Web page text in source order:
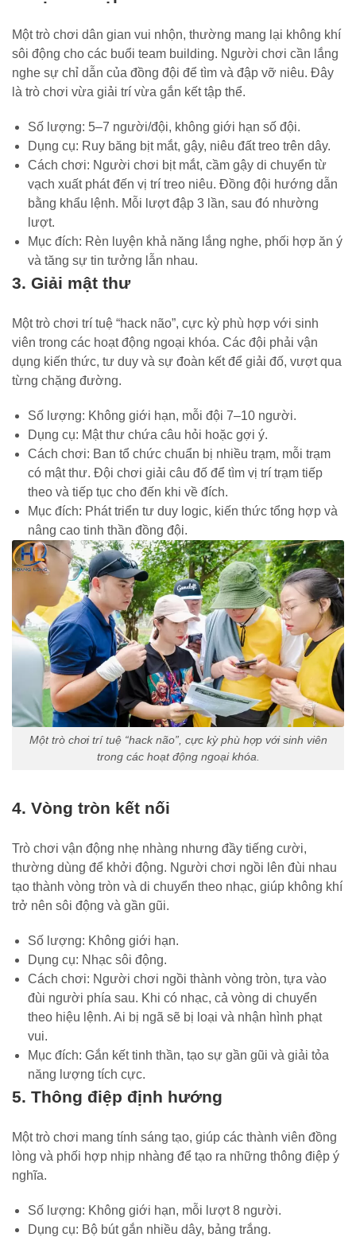
Một trò chơi dân gian vui nhộn, thường mang lại không khí
sôi động cho các buổi team building. Người chơi cần lắng
nghe sự chỉ dẫn của đồng đội để tìm và đập vỡ niêu. Đây
là trò chơi vừa giải trí vừa gắn kết tập thể.
Số lượng: 5–7 người/đội, không giới hạn số đội.
Dụng cụ: Ruy băng bịt mắt, gậy, niêu đất treo trên dây.
Cách chơi: Người chơi bịt mắt, cầm gậy di chuyển từ
vạch xuất phát đến vị trí treo niêu. Đồng đội hướng dẫn
bằng khẩu lệnh. Mỗi lượt đập 3 lần, sau đó nhường
lượt.
Mục đích: Rèn luyện khả năng lắng nghe, phối hợp ăn ý
và tăng sự tin tưởng lẫn nhau.
3. Giải mật thư
Một trò chơi trí tuệ “hack não”, cực kỳ phù hợp với sinh
viên trong các hoạt động ngoại khóa. Các đội phải vận
dụng kiến thức, tư duy và sự đoàn kết để giải đố, vượt qua
từng chặng đường.
Số lượng: Không giới hạn, mỗi đội 7–10 người.
Dụng cụ: Mật thư chứa câu hỏi hoặc gợi ý.
Cách chơi: Ban tổ chức chuẩn bị nhiều trạm, mỗi trạm
có mật thư. Đội chơi giải câu đố để tìm vị trí trạm tiếp
theo và tiếp tục cho đến khi về đích.
Mục đích: Phát triển tư duy logic, kiến thức tổng hợp và
nâng cao tinh thần đồng đội.
Một trò chơi trí tuệ “hack não”, cực kỳ phù hợp với sinh viên
trong các hoạt động ngoại khóa.
4. Vòng tròn kết nối
Trò chơi vận động nhẹ nhàng nhưng đầy tiếng cười,
thường dùng để khởi động. Người chơi ngồi lên đùi nhau
tạo thành vòng tròn và di chuyển theo nhạc, giúp không khí
trở nên sôi động và gần gũi.
Số lượng: Không giới hạn.
Dụng cụ: Nhạc sôi động.
Cách chơi: Người chơi ngồi thành vòng tròn, tựa vào
đùi người phía sau. Khi có nhạc, cả vòng di chuyển
theo hiệu lệnh. Ai bị ngã sẽ bị loại và nhận hình phạt
vui.
Mục đích: Gắn kết tinh thần, tạo sự gần gũi và giải tỏa
năng lượng tích cực.
5. Thông điệp định hướng
Một trò chơi mang tính sáng tạo, giúp các thành viên đồng
lòng và phối hợp nhịp nhàng để tạo ra những thông điệp ý
nghĩa.
Số lượng: Không giới hạn, mỗi lượt 8 người.
Dụng cụ: Bộ bút gắn nhiều dây, bảng trắng.